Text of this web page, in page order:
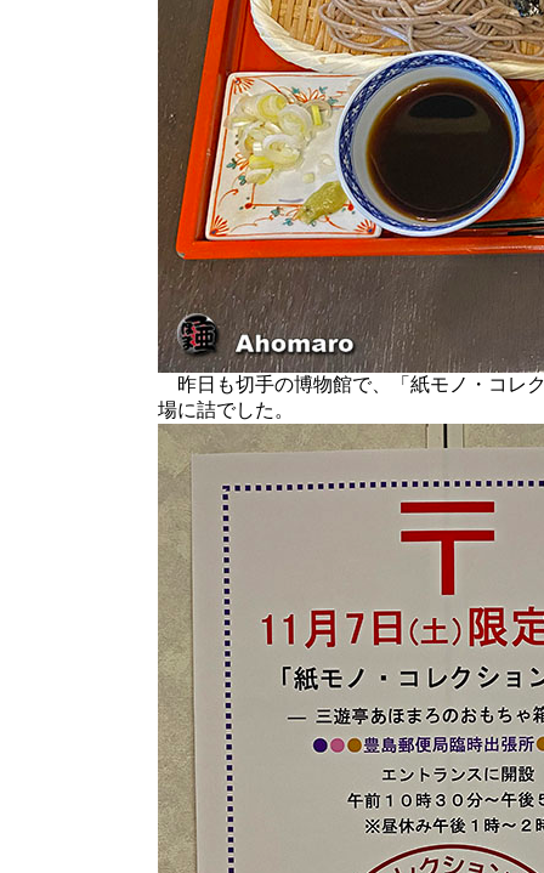
昨日も切手の博物館で、「紙モノ・コレ
場に詰でした。